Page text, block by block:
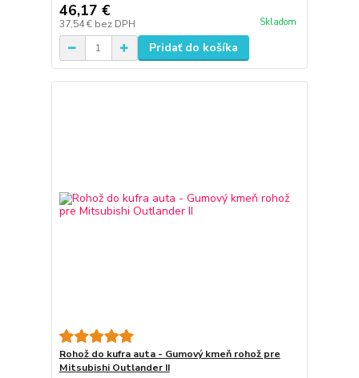
46,17 €
37,54 € bez DPH Skladom
Pridať do košíka
Rohož do kufra auta - Gumový kmeň rohož pre
Mitsubishi Outlander II